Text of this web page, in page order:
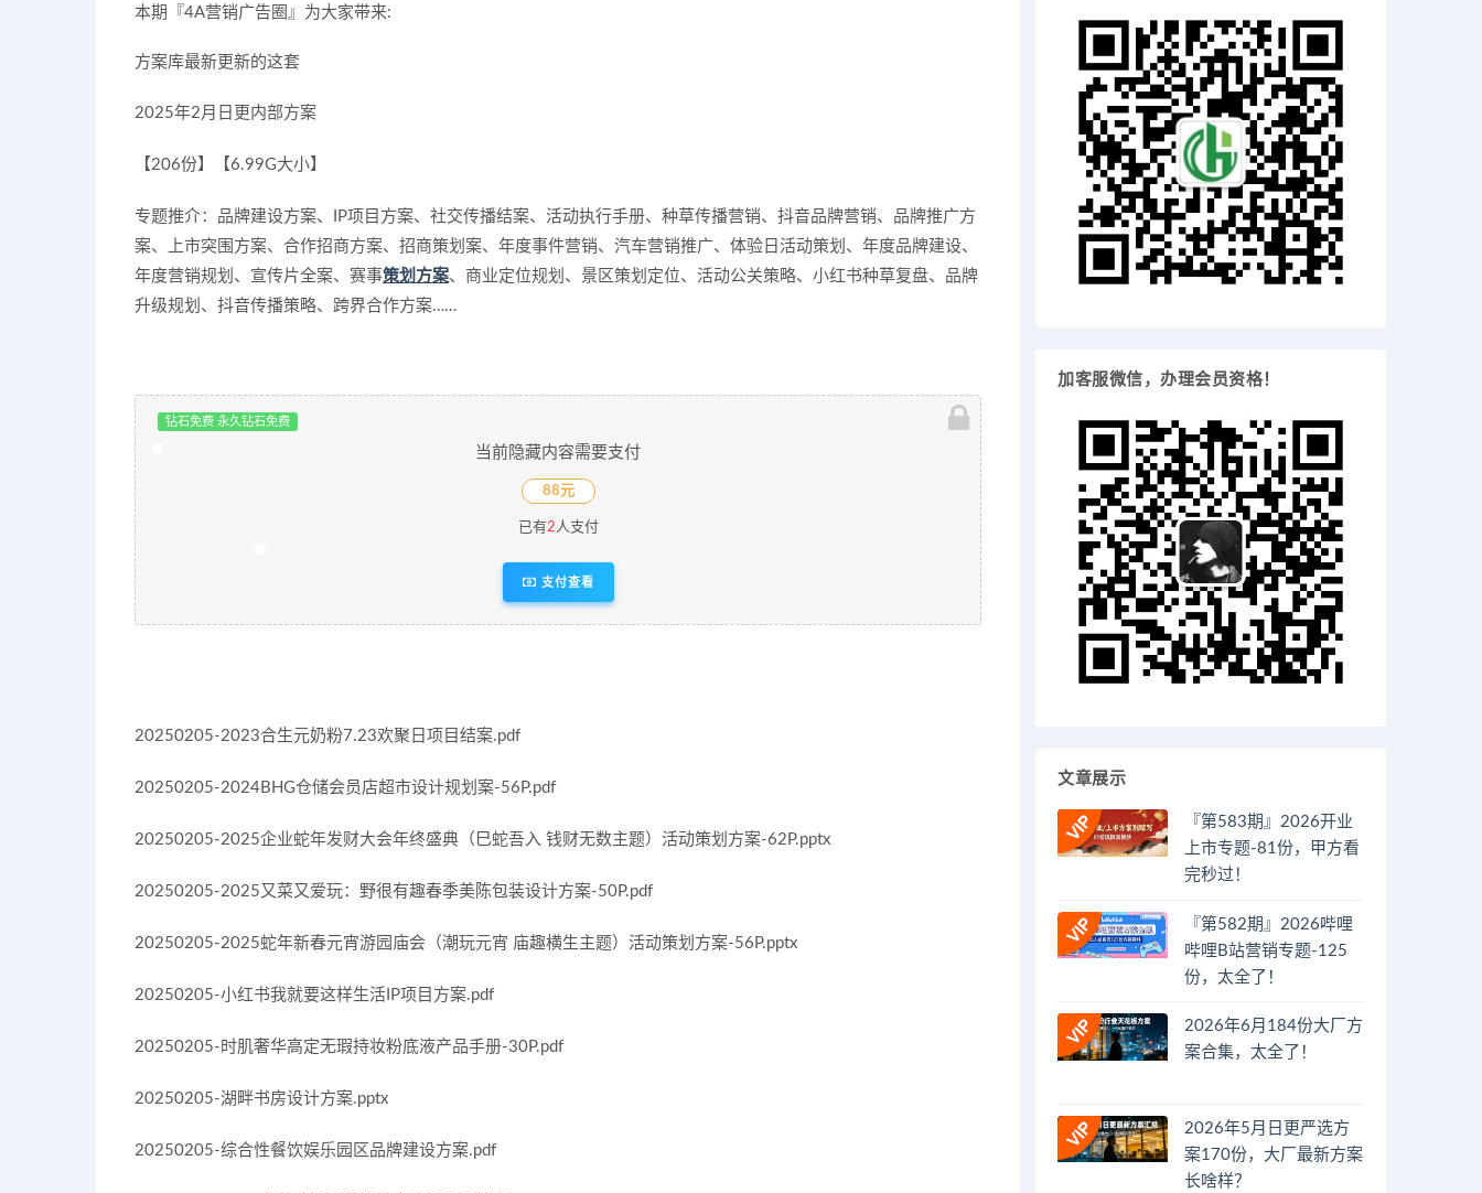
本期『4A营销广告圈』为大家带来:
方案库最新更新的这套
2025年2月日更内部方案
【206份】【6.99G大小】
专题推介：品牌建设方案、IP项目方案、社交传播结案、活动执行手册、种草传播营销、抖音品牌营销、品牌推广方
案、上市突围方案、合作招商方案、招商策划案、年度事件营销、汽车营销推广、体验日活动策划、年度品牌建设、
年度营销规划、宣传片全案、赛事策划方案、商业定位规划、景区策划定位、活动公关策略、小红书种草复盘、品牌
升级规划、抖音传播策略、跨界合作方案……
钻石免费 永久钻石免费
当前隐藏内容需要支付
88元
已有2人支付
支付查看
20250205-2023合生元奶粉7.23欢聚日项目结案.pdf
20250205-2024BHG仓储会员店超市设计规划案-56P.pdf
20250205-2025企业蛇年发财大会年终盛典（巳蛇吾入 钱财无数主题）活动策划方案-62P.pptx
20250205-2025又菜又爱玩：野很有趣春季美陈包装设计方案-50P.pdf
20250205-2025蛇年新春元宵游园庙会（潮玩元宵 庙趣横生主题）活动策划方案-56P.pptx
20250205-小红书我就要这样生活IP项目方案.pdf
20250205-时肌奢华高定无瑕持妆粉底液产品手册-30P.pdf
20250205-湖畔书房设计方案.pptx
20250205-综合性餐饮娱乐园区品牌建设方案.pdf
加客服微信，办理会员资格！
文章展示
『第583期』2026开业
上市专题-81份，甲方看
完秒过！
『第582期』2026哔哩
哔哩B站营销专题-125
份，太全了！
2026年6月184份大厂方
案合集，太全了！
2026年5月日更严选方
案170份，大厂最新方案
长啥样？